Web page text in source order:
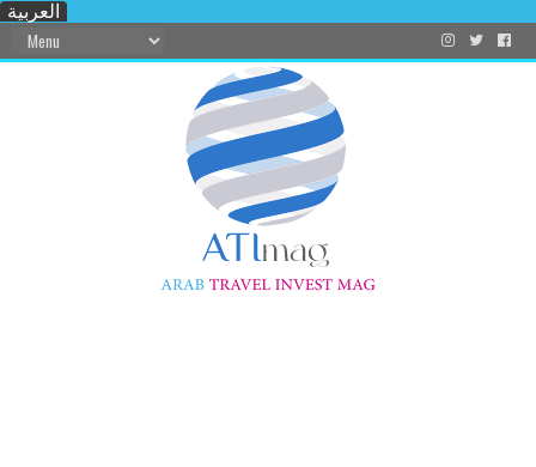
العربية